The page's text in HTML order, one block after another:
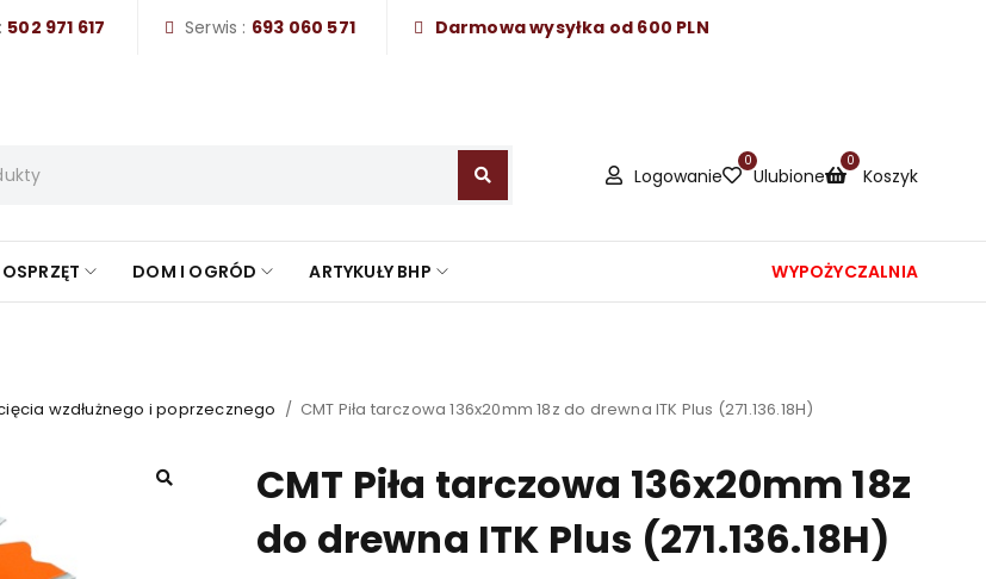
502 971 617 Serwis : 693 060 571 Darmowa wysyłka od 600 PLN
Logowanie Ulubione
0 0
DOM I OGRÓD ARTYKUŁY BHP WYPOŻYCZALNIA
wzdłużnego i poprzecznego / CMT Piła tarczowa 136x20mm 18z do drewna ITK Plus (271.136.18H)
CMT Piła tarczowa 136x20mm 18z
do drewna ITK Plus (271.136.18H)